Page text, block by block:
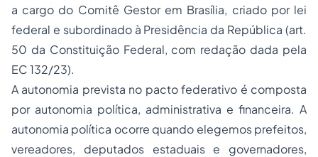
a cargo do Comitê Gestor em Brasília, criado por lei
federal e subordinado à Presidência da República (art.
50 da Constituição Federal, com redação dada pela
EC 132/23).
A autonomia prevista no pacto federativo é composta
por autonomia política, administrativa e financeira. A
autonomia política ocorre quando elegemos prefeitos,
vereadores, deputados estaduais e governadores,